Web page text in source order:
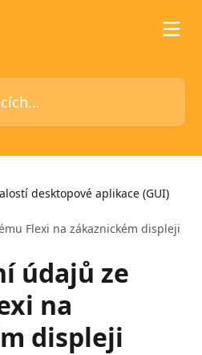
desktopové aplikace (GUI)
Flexi na zákaznickém displeji
údajů ze
na
displeji